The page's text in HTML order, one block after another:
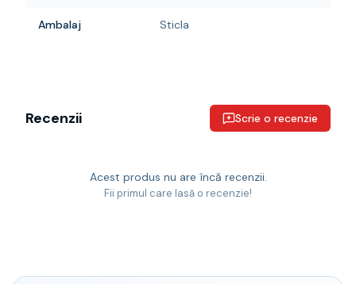
Ambalaj Sticla
Recenzii Scrie o recenzie
Acest produs nu are încă recenzii.
Fii primul care lasă o recenzie!